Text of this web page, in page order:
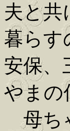
夫と
暮ら
安保、
やま
母ち